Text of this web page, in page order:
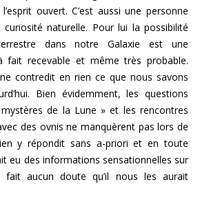
ouvert. C’est aussi une personne
naturelle. Pour lui la possibilité
dans notre Galaxie est une
fait recevable et même très probable.
contredit en rien ce que nous savons
Bien évidemment, les questions
de la Lune » et les rencontres
des ovnis ne manquèrent pas lors de
y répondit sans a-priori et en toute
eu des informations sensationnelles sur
aucun doute qu’il nous les aurait